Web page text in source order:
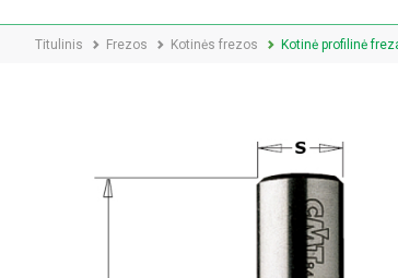
Titulinis Frezos Kotinės frezos Kotinė profilinė